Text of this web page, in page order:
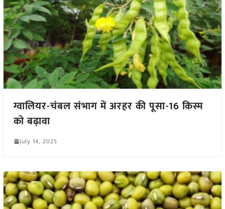
ग्वालियर-चंबल संभाग में अरहर की पूसा-16 किस्म
को बढ़ावा
July 14, 2025